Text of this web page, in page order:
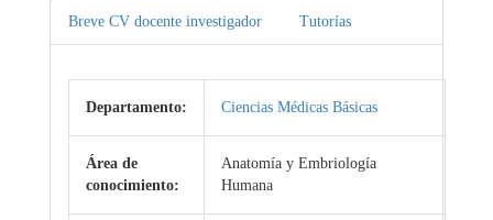
Breve CV docente investigador Tutorías
Departamento: Ciencias Médicas Básicas
Área de
conocimiento:
Anatomía y Embriología
Humana